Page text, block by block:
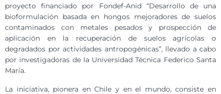
proyecto financiado por Fondef-Anid “Desarrollo de una
bioformulación basada en hongos mejoradores de suelos
contaminados con metales pesados y prospección de
aplicación en la recuperación de suelos agrícolas o
degradados por actividades antropogénicas”​, llevado a cabo
por investigadoras de la Universidad Técnica Federico Santa
María.
La iniciativa, pionera en Chile y en el mundo, consiste en